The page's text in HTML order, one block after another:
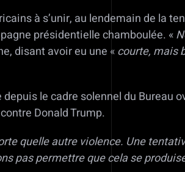
à s’unir, au lendemain de la
présidentielle chamboulée. «
disant avoir eu une «courte, mais
le cadre solennel du Bureau
Donald Trump.
quelle autre violence. Une
pas permettre que cela se